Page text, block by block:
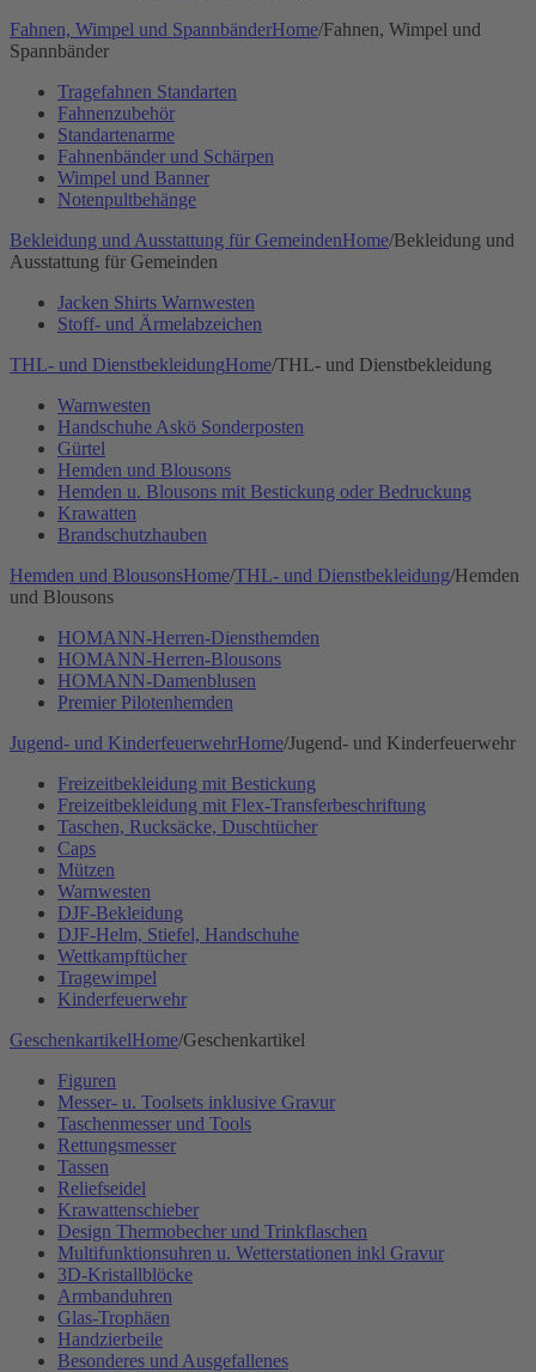
Fahnen, Wimpel und SpannbänderHome/Fahnen, Wimpel und
Spannbänder
Tragefahnen Standarten
Fahnenzubehör
Standartenarme
Fahnenbänder und Schärpen
Wimpel und Banner
Notenpultbehänge
Bekleidung und Ausstattung für GemeindenHome/Bekleidung und
Ausstattung für Gemeinden
Jacken Shirts Warnwesten
Stoff- und Ärmelabzeichen
THL- und DienstbekleidungHome/THL- und Dienstbekleidung
Warnwesten
Handschuhe Askö Sonderposten
Gürtel
Hemden und Blousons
Hemden u. Blousons mit Bestickung oder Bedruckung
Krawatten
Brandschutzhauben
Hemden und BlousonsHome/THL- und Dienstbekleidung/Hemden
und Blousons
HOMANN-Herren-Diensthemden
HOMANN-Herren-Blousons
HOMANN-Damenblusen
Premier Pilotenhemden
Jugend- und KinderfeuerwehrHome/Jugend- und Kinderfeuerwehr
Freizeitbekleidung mit Bestickung
Freizeitbekleidung mit Flex-Transferbeschriftung
Taschen, Rucksäcke, Duschtücher
Caps
Mützen
Warnwesten
DJF-Bekleidung
DJF-Helm, Stiefel, Handschuhe
Wettkampftücher
Tragewimpel
Kinderfeuerwehr
GeschenkartikelHome/Geschenkartikel
Figuren
Messer- u. Toolsets inklusive Gravur
Taschenmesser und Tools
Rettungsmesser
Tassen
Reliefseidel
Krawattenschieber
Design Thermobecher und Trinkflaschen
Multifunktionsuhren u. Wetterstationen inkl Gravur
3D-Kristallblöcke
Armbanduhren
Glas-Trophäen
Handzierbeile
Besonderes und Ausgefallenes